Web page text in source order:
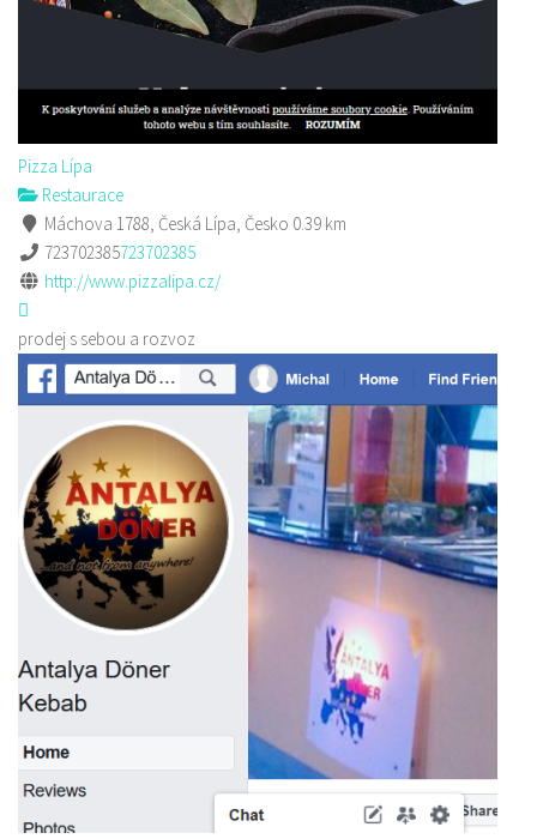
Pizza Lípa
Restaurace
Máchova 1788, Česká Lípa, Česko 0.39 km
723702385723702385
http://www.pizzalipa.cz/
prodej s sebou a rozvoz